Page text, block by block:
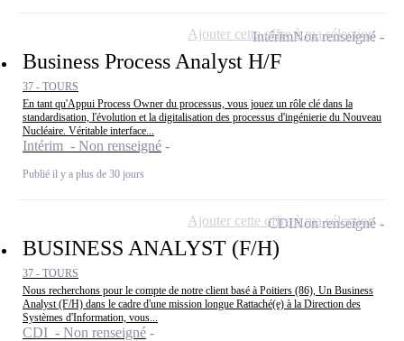
Business Process Analyst H/F
37 - TOURS
En tant qu'Appui Process Owner du processus, vous jouez un rôle clé dans la
standardisation, l'évolution et la digitalisation des processus d'ingénierie du Nouveau
Nucléaire. Véritable interface...
Intérim - Non renseigné
Publié il y a plus de 30 jours
IntérimNon renseigné
Ajouter cette offre à ma sélection
BUSINESS ANALYST (F/H)
37 - TOURS
Nous recherchons pour le compte de notre client basé à Poitiers (86), Un Business
Analyst (F/H) dans le cadre d'une mission longue Rattaché(e) à la Direction des
Systèmes d'Information, vous...
CDI - Non renseigné
CDINon renseigné
Ajouter cette offre à ma sélection